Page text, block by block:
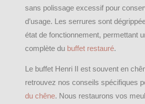
sans polissage excessif pour
d’usage. Les serrures sont
état de fonctionnement, permettant
complète du buffet restauré.
Le buffet Henri II est souvent en
retrouvez nos conseils spécifiques
du chêne. Nous restaurons vos